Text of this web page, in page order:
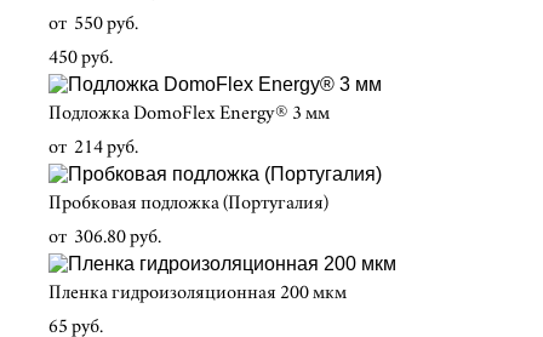
от 550 pуб.
450 pуб.
Подложка DomoFlex Energy® 3 мм
от 214 pуб.
Пробковая подложка (Португалия)
от 306.80 pуб.
Пленка гидроизоляционная 200 мкм
65 pуб.